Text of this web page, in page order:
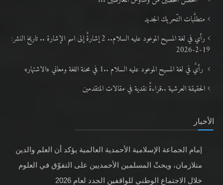
متطلَّبات التّحريك الجديد
رأي في لغة المسيح الموعود عليه السلام.. 2 إشارةٌ إلى اسم الإشارة .. تاريخ النشر:
19-2-2026
رأيٌ في لغة المسيح الموعود عليه السلام ..1 في محنة اللغة ومعاني «الاشتهار»
الحقيقة العرشية ..قراءةٌ نقدية في مقالات المتقدمين
الأخبار
إمام الجماعة الإسلامية الأحمدية العالمية يؤكد أن العلم والدين
متلازمان، ويحثّ المسلمين الأحمديين على التفوّق في العلوم
خلال الاجتماع الوطني للواقفين الجدد لعام 2026